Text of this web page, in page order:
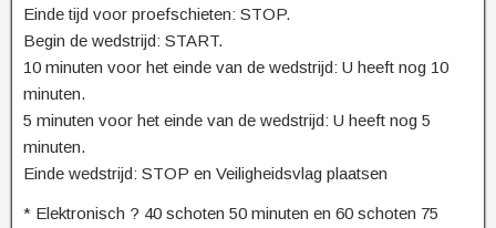
Einde tijd voor proefschieten: STOP.
Begin de wedstrijd: START.
10 minuten voor het einde van de wedstrijd: U heeft nog 10
minuten.
5 minuten voor het einde van de wedstrijd: U heeft nog 5
minuten.
Einde wedstrijd: STOP en Veiligheidsvlag plaatsen
* Elektronisch ? 40 schoten 50 minuten en 60 schoten 75